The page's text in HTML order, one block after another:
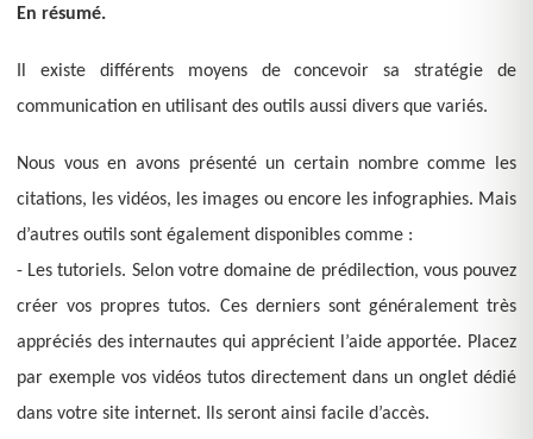
En résumé.
Il existe différents moyens de concevoir sa stratégie de
communication en utilisant des outils aussi divers que variés.
Nous vous en avons présenté un certain nombre comme les
citations, les vidéos, les images ou encore les infographies. Mais
d’autres outils sont également disponibles comme :
- Les tutoriels. Selon votre domaine de prédilection, vous pouvez
créer vos propres tutos. Ces derniers sont généralement très
appréciés des internautes qui apprécient l’aide apportée. Placez
par exemple vos vidéos tutos directement dans un onglet dédié
dans votre site internet. Ils seront ainsi facile d’accès.